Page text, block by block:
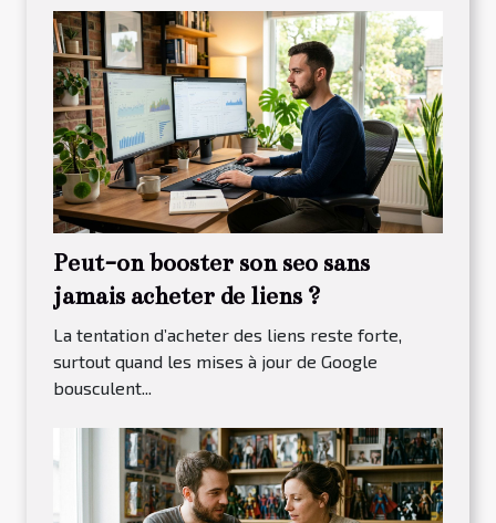
Peut-on booster son seo sans
jamais acheter de liens ?
La tentation d’acheter des liens reste forte,
surtout quand les mises à jour de Google
bousculent...